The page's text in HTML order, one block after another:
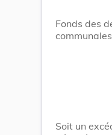
Fonds des
communales
Soit un